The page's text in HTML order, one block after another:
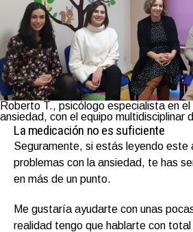
Roberto T., psicólogo especialista en
ansiedad, con el equipo multidisciplinar
La medicación no es suficiente
Seguramente, si estás leyendo este
problemas con la ansiedad, te has
en más de un punto.
Me gustaría ayudarte con unas
realidad tengo que hablarte con